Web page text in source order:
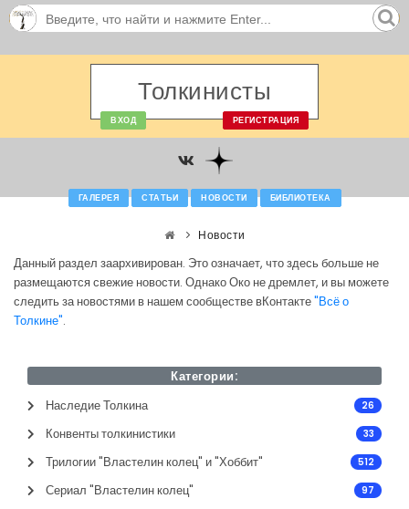
Толкинисты
ВХОД РЕГИСТРАЦИЯ
ГАЛЕРЕЯ СТАТЬИ НОВОСТИ БИБЛИОТЕКА
Новости
Данный раздел заархивирован. Это означает, что здесь больше не
размещаются свежие новости. Однако Око не дремлет, и вы можете
следить за новостями в нашем сообществе вКонтакте"Всё о
Толкине".
Категории:
Наследие Толкина
26
Конвенты толкинистики 33
Трилогии "Властелин колец" и "Хоббит" 512
Сериал "Властелин колец" 97